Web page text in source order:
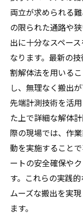
両立が求められる
の限られた通路や
出に十分なスペー
なります。最新の
割解体法を用いる
し、無理なく搬出
先端計測技術を活
た上で詳細な解体
際の現場では、作
動を実施すること
ートの安全確保や
す。これらの実践
ムーズな搬出を実
ます。